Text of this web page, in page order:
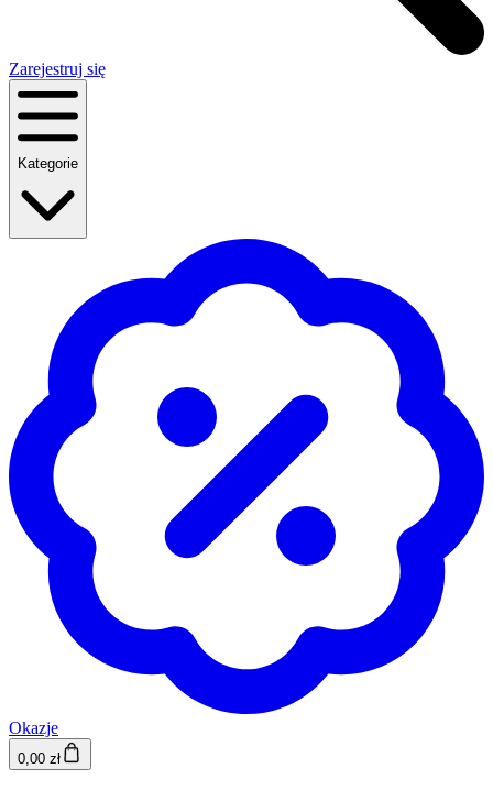
Zarejestruj się
Kategorie
Okazje
0,00 zł